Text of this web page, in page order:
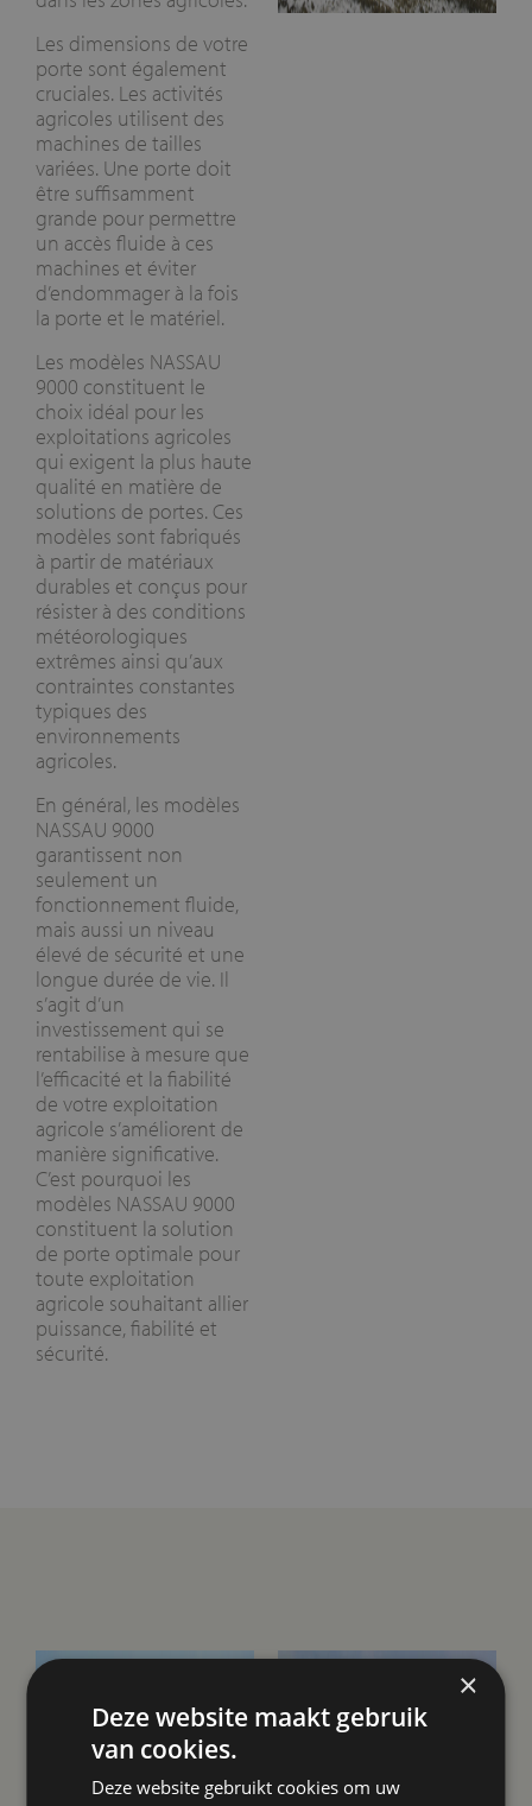
Les dimensions de votre
porte sont également
cruciales. Les activités
agricoles utilisent des
machines de tailles
variées. Une porte doit
être suffisamment
grande pour permettre
un accès fluide à ces
machines et éviter
d’endommager à la fois
la porte et le matériel.
Les modèles NASSAU
9000 constituent le
choix idéal pour les
exploitations agricoles
qui exigent la plus haute
qualité en matière de
solutions de portes. Ces
modèles sont fabriqués
à partir de matériaux
durables et conçus pour
résister à des conditions
météorologiques
extrêmes ainsi qu’aux
contraintes constantes
typiques des
environnements
agricoles.
En général, les modèles
NASSAU 9000
garantissent non
seulement un
fonctionnement fluide,
mais aussi un niveau
élevé de sécurité et une
longue durée de vie. Il
s’agit d’un
investissement qui se
rentabilise à mesure que
l’efficacité et la fiabilité
de votre exploitation
agricole s’améliorent de
manière significative.
C’est pourquoi les
modèles NASSAU 9000
constituent la solution
de porte optimale pour
toute exploitation
agricole souhaitant allier
puissance, fiabilité et
sécurité.
×
Deze website maakt gebruik
van cookies.
Deze website gebruikt cookies om uw